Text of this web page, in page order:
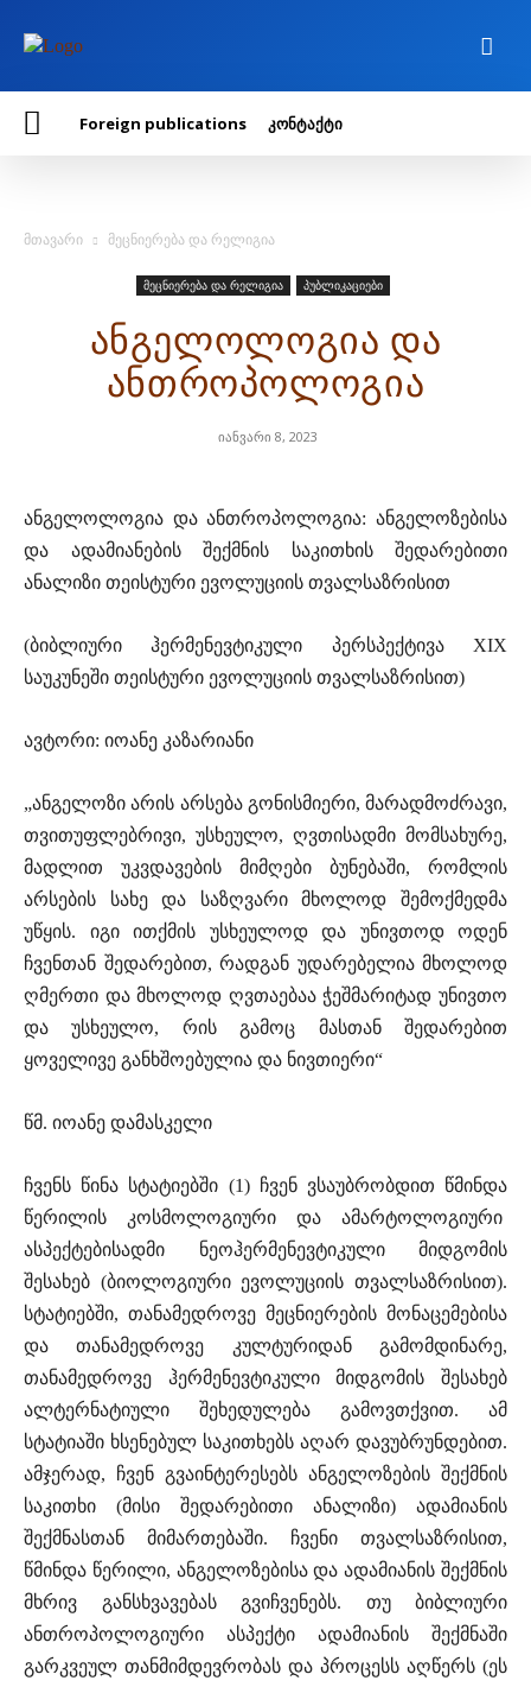
Foreign publications კონტაქტი
მთავარი მეცნიერება და რელიგია
მეცნიერება და რელიგია პუბლიკაციები
ანგელოლოგია და
ანთროპოლოგია
იანვარი 8, 2023
ანგელოლოგია და ანთროპოლოგია: ანგელოზებისა
და ადამიანების შექმნის საკითხის შედარებითი
ანალიზი თეისტური ევოლუციის თვალსაზრისით
(ბიბლიური ჰერმენევტიკული პერსპექტივა XIX
საუკუნეში თეისტური ევოლუციის თვალსაზრისით)
ავტორი: იოანე კაზარიანი
„ანგელოზი არის არსება გონისმიერი, მარადმოძრავი,
თვითუფლებრივი, უსხეულო, ღვთისადმი მომსახურე,
მადლით უკვდავების მიმღები ბუნებაში, რომლის
არსების სახე და საზღვარი მხოლოდ შემოქმედმა
უწყის. იგი ითქმის უსხეულოდ და უნივთოდ ოდენ
ჩვენთან შედარებით, რადგან უდარებელია მხოლოდ
ღმერთი და მხოლოდ ღვთაებაა ჭეშმარიტად უნივთო
და უსხეულო, რის გამოც მასთან შედარებით
ყოველივე განხშოებულია და ნივთიერი“
წმ. იოანე დამასკელი
ჩვენს წინა სტატიებში (1) ჩვენ ვსაუბრობდით წმინდა
წერილის კოსმოლოგიური და ამარტოლოგიური
ასპექტებისადმი ნეოჰერმენევტიკული მიდგომის
შესახებ (ბიოლოგიური ევოლუციის თვალსაზრისით).
სტატიებში, თანამედროვე მეცნიერების მონაცემებისა
და თანამედროვე კულტურიდან გამომდინარე,
თანამედროვე ჰერმენევტიკული მიდგომის შესახებ
ალტერნატიული შეხედულება გამოვთქვით. ამ
სტატიაში ხსენებულ საკითხებს აღარ დავუბრუნდებით.
ამჯერად, ჩვენ გვაინტერესებს ანგელოზების შექმნის
საკითხი (მისი შედარებითი ანალიზი) ადამიანის
შექმნასთან მიმართებაში. ჩვენი თვალსაზრისით,
წმინდა წერილი, ანგელოზებისა და ადამიანის შექმნის
მხრივ განსხვავებას გვიჩვენებს. თუ ბიბლიური
ანთროპოლოგიური ასპექტი ადამიანის შექმნაში
გარკვეულ თანმიმდევრობას და პროცესს აღწერს (ეს